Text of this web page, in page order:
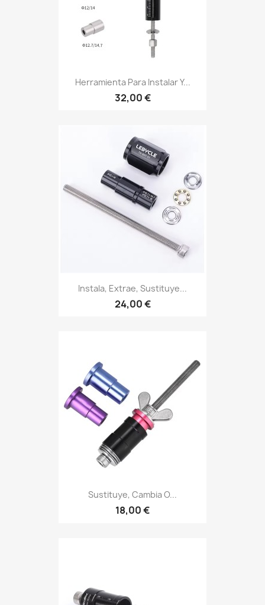
Herramienta Para Instalar Y...
32,00 €
Instala, Extrae, Sustituye...
24,00 €
Sustituye, Cambia O...
18,00 €